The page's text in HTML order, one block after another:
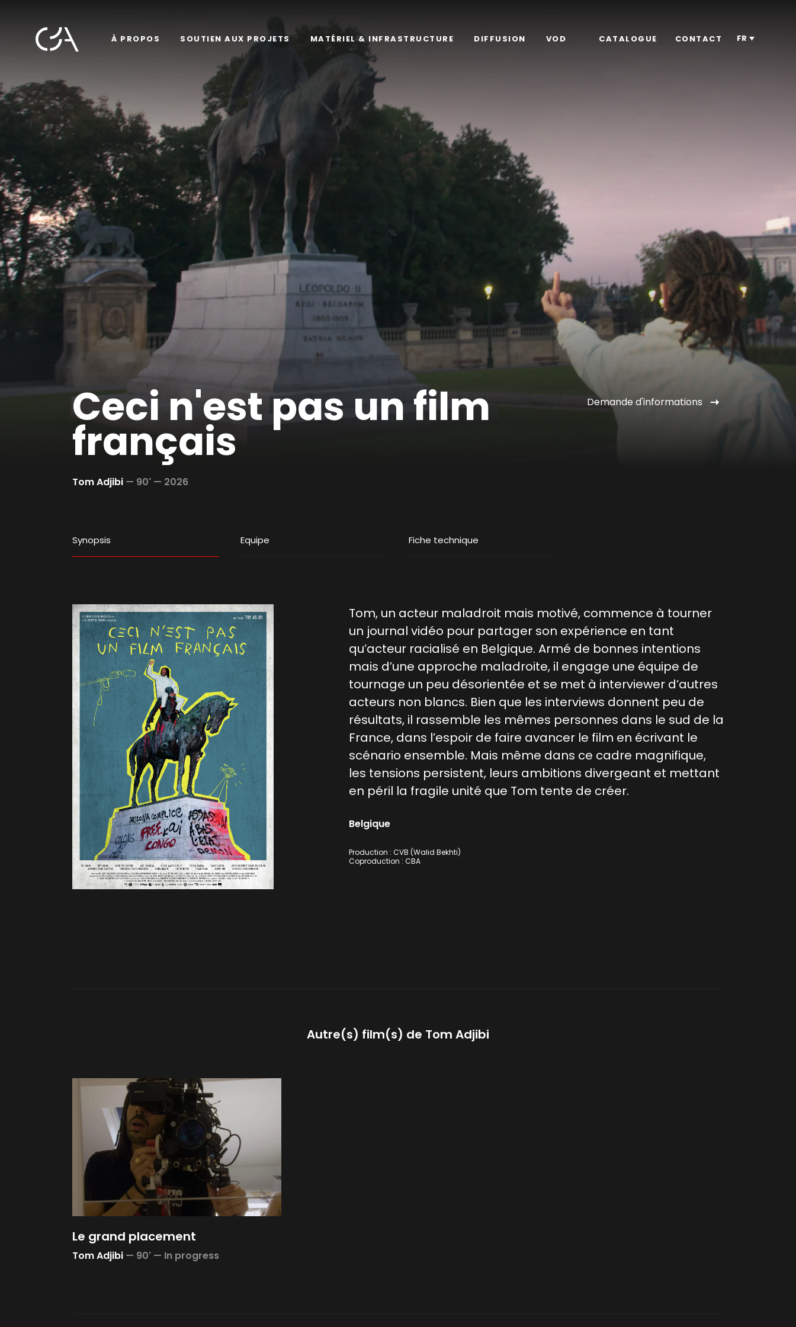
À PROPOS SOUTIEN AUX PROJETS MATÉRIEL & INFRASTRUCTURE DIFFUSION VOD CONTACT
CATALOGUE FR
Ceci n'est pas un film
français
Tom Adjibi — 90' — 2026
Demande d'informations
Synopsis Equipe Fiche technique
Tom, un acteur maladroit mais motivé, commence à tourner
un journal vidéo pour partager son expérience en tant
qu’acteur racialisé en Belgique. Armé de bonnes intentions
mais d’une approche maladroite, il engage une équipe de
tournage un peu désorientée et se met à interviewer d’autres
acteurs non blancs. Bien que les interviews donnent peu de
résultats, il rassemble les mêmes personnes dans le sud de la
France, dans l’espoir de faire avancer le film en écrivant le
scénario ensemble. Mais même dans ce cadre magnifique,
les tensions persistent, leurs ambitions divergeant et mettant
en péril la fragile unité que Tom tente de créer.
Belgique
Production : CVB (Walid Bekhti)
Coproduction : CBA
Autre(s) film(s) de Tom Adjibi
Le grand placement
Tom Adjibi — 90' — In progress